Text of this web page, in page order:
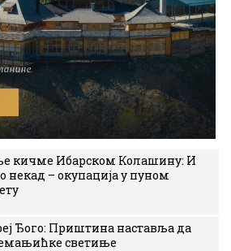
кичме Ибарском Колашину: И
некад – окупација у пуном
Ђого: Приштина наставља да
светиње